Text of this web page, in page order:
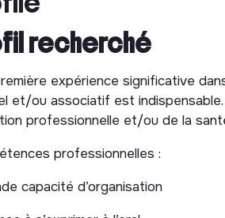
et organiser les formations
les aspects logistiques liés aux
au projet associatif
à la réflexion pédagogique
d’un nouveau territoire de
de nos
recherché
expérience significative
et/ou associatif est
professionnelle et/ou de la
professionnelles :
capacité d’organisation